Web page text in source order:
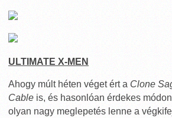
ULTIMATE X-MEN
Ahogy múlt héten véget ért a Clone
Cable is, és hasonlóan érdekes
olyan nagy meglepetés lenne a